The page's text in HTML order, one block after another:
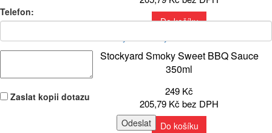
Do košíku
Stockyard Smoky Sweet BBQ Sauce
350ml
249 Kč
205,79 Kč bez DPH
Do košíku
Telefon:
Zaslat kopii dotazu